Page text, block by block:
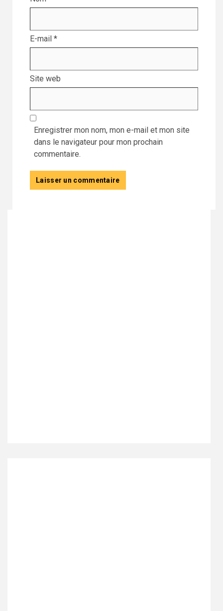
E-mail *
Site web
Enregistrer mon nom, mon e-mail et mon site
dans le navigateur pour mon prochain
commentaire.